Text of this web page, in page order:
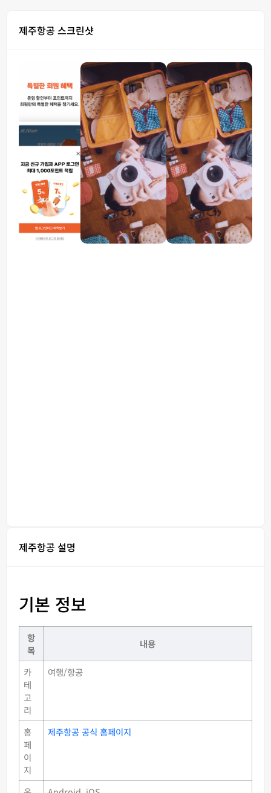
제주항공 스크린샷
제주항공 설명
기본 정보
항
목
내용
카
테
고
리
여행/항공
홈
페
이
지
제주항공 공식 홈페이지